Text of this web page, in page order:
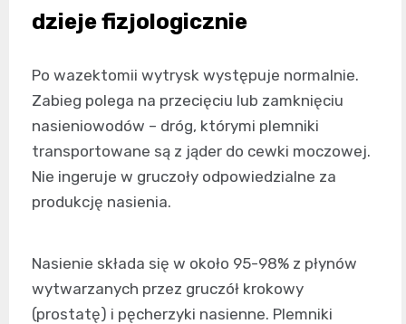
dzieje fizjologicznie
Po wazektomii wytrysk występuje normalnie.
Zabieg polega na przecięciu lub zamknięciu
nasieniowodów – dróg, którymi plemniki
transportowane są z jąder do cewki moczowej.
Nie ingeruje w gruczoły odpowiedzialne za
produkcję nasienia.
Nasienie składa się w około 95-98% z płynów
wytwarzanych przez gruczół krokowy
(prostatę) i pęcherzyki nasienne. Plemniki